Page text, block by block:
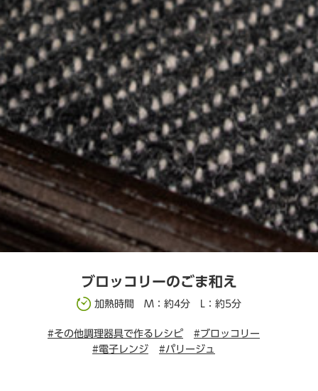
ブロッコリーのごま和え
加熱時間 M：約4分 L：約5分
#その他調理器具で作るレシピ
#ブロッコリー
#電子レンジ
#パリージュ